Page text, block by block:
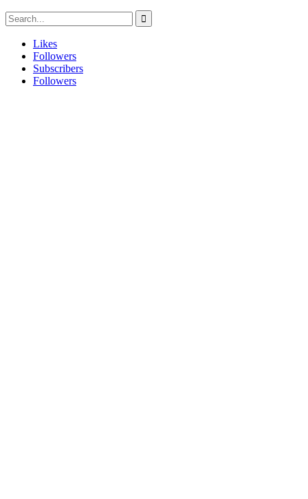
Likes
Followers
Subscribers
Followers